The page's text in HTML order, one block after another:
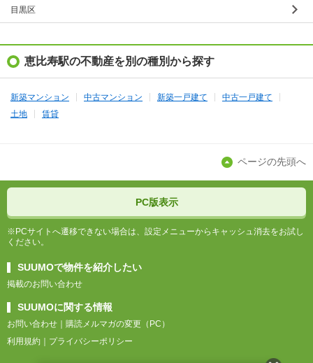
目黒区
恵比寿駅の不動産を別の種別から探す
新築マンション 中古マンション 新築一戸建て
中古一戸建て
土地
賃貸
ページの先頭へ
PC版表示
※PCサイトへ遷移できない場合は、設定メニューからキャッシュ消去をお試し
ください。
SUUMOで物件を紹介したい
掲載のお問い合わせ
SUUMOに関する情報
お問い合わせ
購読メルマガの変更（PC）
利用規約
プライバシーポリシー